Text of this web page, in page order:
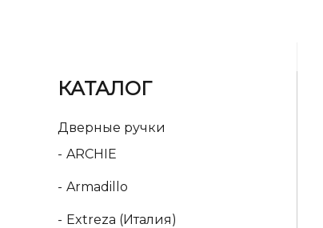
КАТАЛОГ
Дверные ручки
ARCHIE
Armadillo
Extreza (Италия)